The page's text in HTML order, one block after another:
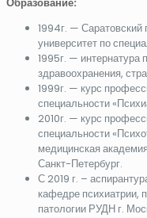
Образование:
1994г. — Саратовский
университет по
1995г. — интернатура
здравоохранения,
1999г. — курс
специальности
2010г. — курс
специальности
медицинская
Санкт-Петербург.
С 2019 г. –
кафедре психиатрии,
патологии РУДН г.